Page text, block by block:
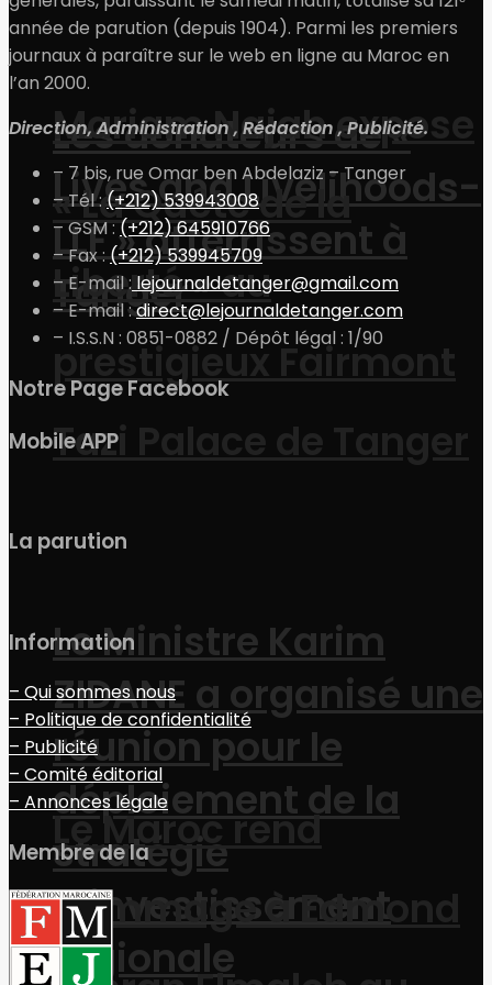
Les donateurs de «
Lives and Livelihoods-
LLF » atterrissent à
Tanger
Le Ministre Karim
ZIDANE a organisé une
réunion pour le
déploiement de la
stratégie
d’investissement
régionale
Mariam Najah expose
« La Quête de la
Liberté » au
prestigieux Fairmont
Tazi Palace de Tanger
Le Maroc rend
hommage à Edmond
année de parution (depuis 1904). Parmi les premiers
journaux à paraître sur le web en ligne au Maroc en
l’an 2000.
Direction, Administration , Rédaction , Publicité.
– 7 bis, rue Omar ben Abdelaziz – Tanger
– Tél :(+212) 539943008
– GSM : (+212) 645910766
– Fax :(+212) 539945709
– E-mail : lejournaldetanger@gmail.com
– E-mail :direct@lejournaldetanger.com
– I.S.S.N : 0851-0882 / Dépôt légal : 1/90
Notre Page Facebook
Mobile APP
La parution
Information
– Qui sommes nous
– Politique de confidentialité
– Publicité
– Comité éditorial
– Annonces légale
Membre de la